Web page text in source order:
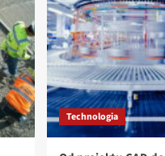
Technologia